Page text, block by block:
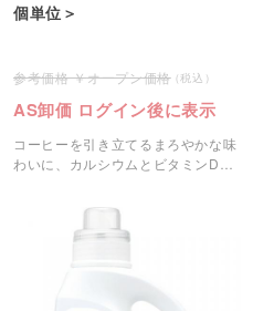
個単位＞
オープン価格
AS卸価 ログイン後に表示
コーヒーを引き立てるまろやかな味
わいに、カルシウムとビタミンDを